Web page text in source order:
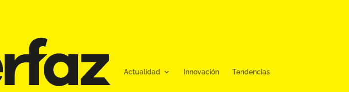
Actualidad Innovación Tendencias